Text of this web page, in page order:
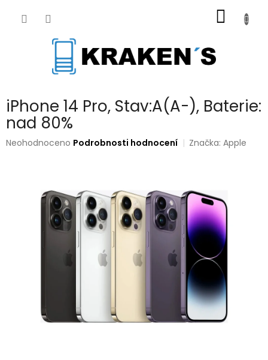
KOŠÍK
iPhone 14 Pro, Stav:A(A-), Baterie:
nad 80%
Průměrné
Neohodnoceno Podrobnosti hodnocení Značka:Apple